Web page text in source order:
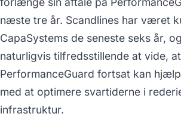
næste tre år. Scandlines har været
CapaSystems de seneste seks år,
naturligvis tilfredsstillende at vide, at
PerformanceGuard fortsat kan
med at optimere svartiderne i
infrastruktur.